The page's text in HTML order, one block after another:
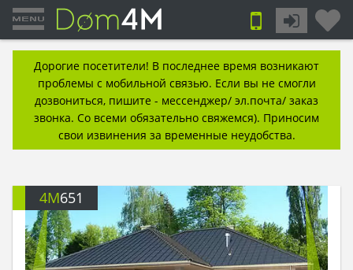
Дорогие посетители! В последнее время возникают
проблемы с мобильной связью. Если вы не смогли
дозвониться, пишите - мессенджер/ эл.почта/ заказ
звонка. Со всеми обязательно свяжемся). Приносим
свои извинения за временные неудобства.
4M651